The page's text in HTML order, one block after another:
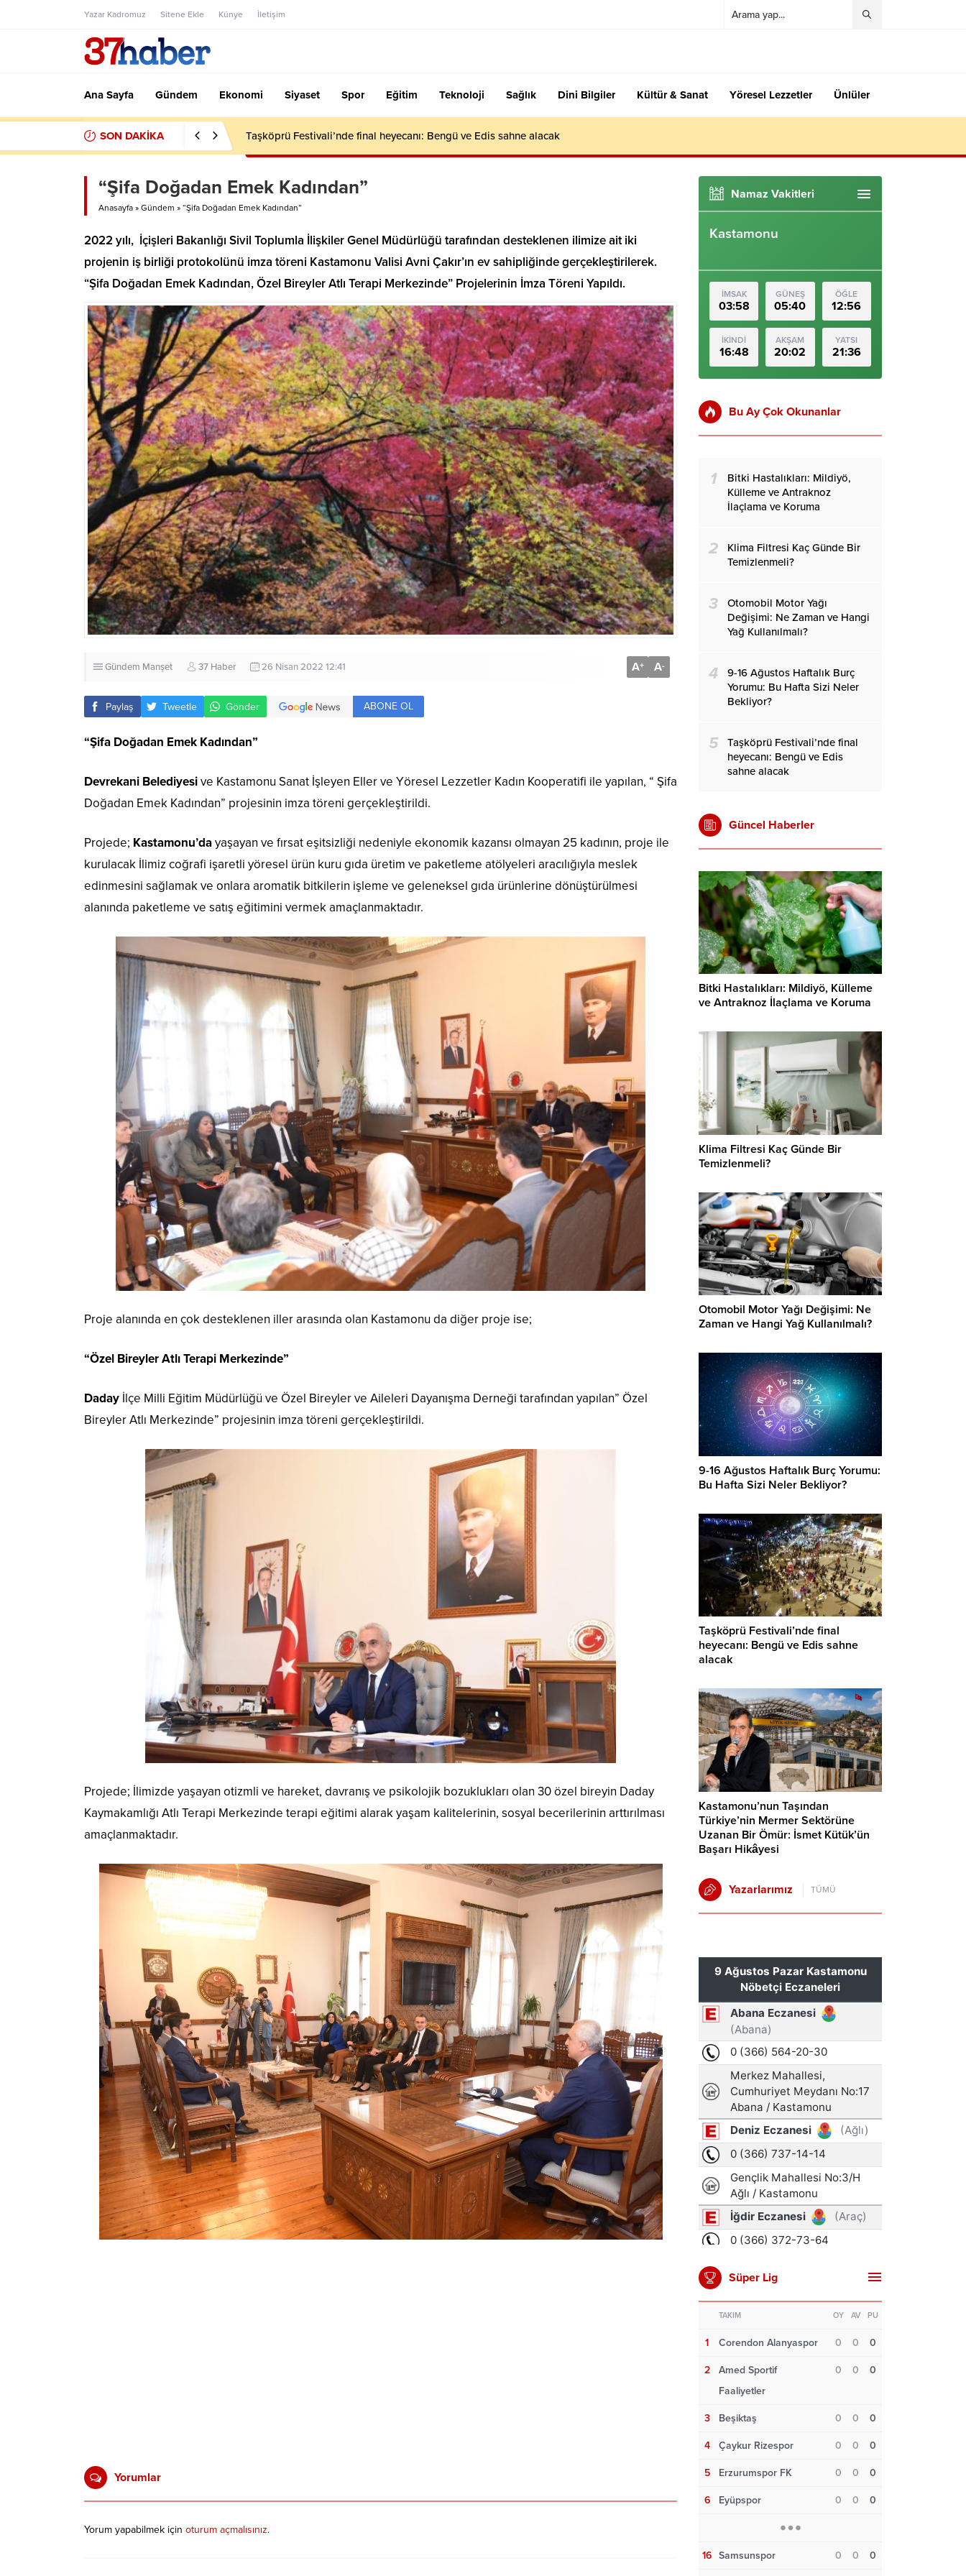
Yazar Kadromuz Sitene Ekle Künye İletişim
Ana Sayfa Gündem Ekonomi Siyaset Spor Eğitim Teknoloji Sağlık Dini Bilgiler Kültür & Sanat Yöresel Lezzetler Ünlüler
SON DAKİKA Taşköprü Festivali’nde final heyecanı: Bengü ve Edis sahne alacak
“Şifa Doğadan Emek Kadından”
Anasayfa » Gündem » “Şifa Doğadan Emek Kadından”
2022 yılı, İçişleri Bakanlığı Sivil Toplumla İlişkiler Genel Müdürlüğü tarafından desteklenen ilimize ait iki
projenin iş birliği protokolünü imza töreni Kastamonu Valisi Avni Çakır’ın ev sahipliğinde gerçekleştirilerek.
“Şifa Doğadan Emek Kadından, Özel Bireyler Atlı Terapi Merkezinde” Projelerinin İmza Töreni Yapıldı.
Gündem Manşet 37 Haber 26 Nisan 2022 12:41 A+ A-
Paylaş Tweetle Gönder ABONE OL
“Şifa Doğadan Emek Kadından”
Devrekani Belediyesive Kastamonu Sanat İşleyen Eller ve Yöresel Lezzetler Kadın Kooperatifi ile yapılan, “ Şifa
Doğadan Emek Kadından” projesinin imza töreni gerçekleştirildi.
Projede; Kastamonu’dayaşayan ve fırsat eşitsizliği nedeniyle ekonomik kazansı olmayan 25 kadının, proje ile
kurulacak İlimiz coğrafi işaretli yöresel ürün kuru gıda üretim ve paketleme atölyeleri aracılığıyla meslek
edinmesini sağlamak ve onlara aromatik bitkilerin işleme ve geleneksel gıda ürünlerine dönüştürülmesi
alanında paketleme ve satış eğitimini vermek amaçlanmaktadır.
Proje alanında en çok desteklenen iller arasında olan Kastamonu da diğer proje ise;
“Özel Bireyler Atlı Terapi Merkezinde”
Daday İlçe Milli Eğitim Müdürlüğü ve Özel Bireyler ve Aileleri Dayanışma Derneği tarafından yapılan” Özel
Bireyler Atlı Merkezinde” projesinin imza töreni gerçekleştirildi.
Projede; İlimizde yaşayan otizmli ve hareket, davranış ve psikolojik bozuklukları olan 30 özel bireyin Daday
Kaymakamlığı Atlı Terapi Merkezinde terapi eğitimi alarak yaşam kalitelerinin, sosyal becerilerinin arttırılması
amaçlanmaktadır.
Yorumlar
Yorum yapabilmek için oturum açmalısınız.
Namaz Vakitleri
Kastamonu
İMSAK
03:58
GÜNEŞ
05:40
ÖĞLE
12:56
İKİNDİ
16:48
AKŞAM
20:02
YATSI
21:36
Bu Ay Çok Okunanlar
1
Bitki Hastalıkları: Mildiyö,
Külleme ve Antraknoz
İlaçlama ve Koruma
2
Klima Filtresi Kaç Günde Bir
Temizlenmeli?
3
Otomobil Motor Yağı
Değişimi: Ne Zaman ve Hangi
Yağ Kullanılmalı?
4
9-16 Ağustos Haftalık Burç
Yorumu: Bu Hafta Sizi Neler
Bekliyor?
5
Taşköprü Festivali’nde final
heyecanı: Bengü ve Edis
sahne alacak
Güncel Haberler
Bitki Hastalıkları: Mildiyö, Külleme
ve Antraknoz İlaçlama ve Koruma
Klima Filtresi Kaç Günde Bir
Temizlenmeli?
Otomobil Motor Yağı Değişimi: Ne
Zaman ve Hangi Yağ Kullanılmalı?
9-16 Ağustos Haftalık Burç Yorumu:
Bu Hafta Sizi Neler Bekliyor?
Taşköprü Festivali’nde final
heyecanı: Bengü ve Edis sahne
alacak
Kastamonu’nun Taşından
Türkiye’nin Mermer Sektörüne
Uzanan Bir Ömür: İsmet Kütük’ün
Başarı Hikâyesi
Yazarlarımız TÜMÜ
Süper Lig
TAKIM OY AV PU
1 Corendon Alanyaspor 0 0 0
2
Amed Sportif
Faaliyetler
0 0 0
3 Beşiktaş 0 0 0
4 Çaykur Rizespor 0 0 0
5 Erzurumspor FK 0 0 0
6 Eyüpspor 0 0 0
16 Samsunspor 0 0 0